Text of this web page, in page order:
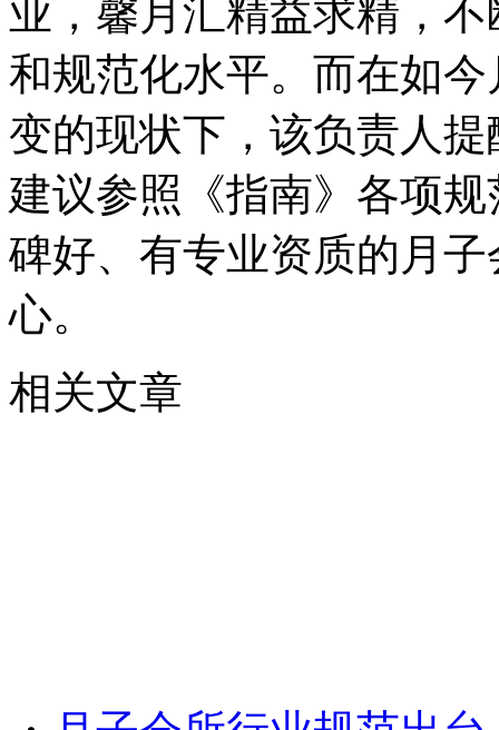
业，馨月汇精益求精，
和规范化水平。而在如
变的现状下，该负责人
建议参照《指南》各项
碑好、有专业资质的月
心。
相关文章